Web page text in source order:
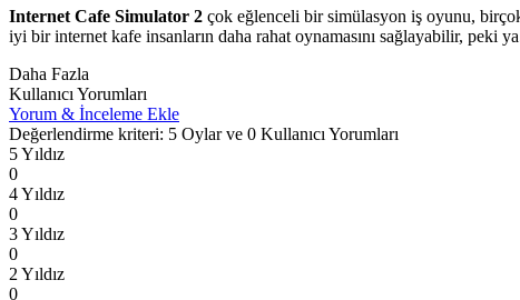
Internet Cafe Simulator 2 çok eğlenceli bir simülasyon iş oyunu,
iyi bir internet kafe insanların daha rahat oynamasını sağlayabilir, peki
Daha Fazla
Kullanıcı Yorumları
Yorum & İnceleme Ekle
Değerlendirme kriteri: 5 Oylar ve 0 Kullanıcı Yorumları
5 Yıldız
0
4 Yıldız
0
3 Yıldız
0
2 Yıldız
0